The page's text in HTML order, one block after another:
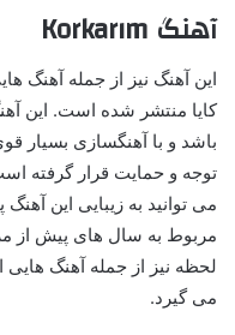
آهنگ Korkarım
کایا منتشر شده است. این
باشد و با آهنگسازی بسیار
توجه و حمایت قرار گرفته
می توانید به زیبایی این آهنگ
مربوط به سال‌ های پیش از
لحظه نیز از جمله آهنگ
می گیرد.